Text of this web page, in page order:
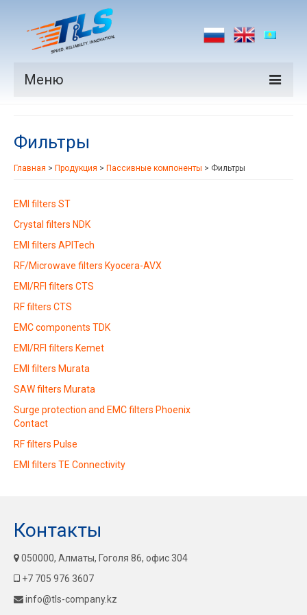
Меню
Производители
Рынки
Новости
Контакты
Фильтры
Главная > Продукция > Пассивные компоненты > Фильтры
EMI filters ST
Crystal filters NDK
EMI filters APITech
RF/Microwave filters Kyocera-AVX
EMI/RFI filters CTS
RF filters CTS
EMC components TDK
EMI/RFI filters Kemet
EMI filters Murata
SAW filters Murata
Surge protection and EMC filters Phoenix
Contact
RF filters Pulse
EMI filters TE Connectivity
Контакты
050000, Алматы, Гоголя 86, офис 304
+7 705 976 3607
info@tls-company.kz